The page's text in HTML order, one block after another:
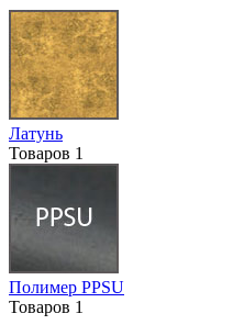
Латунь
Товаров 1
Полимер PPSU
Товаров 1